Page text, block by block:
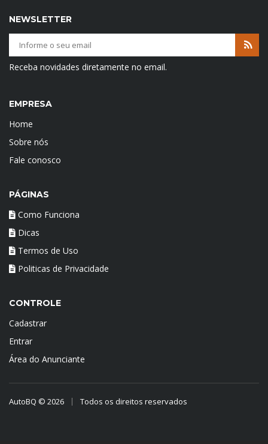
NEWSLETTER
Receba novidades diretamente no email.
EMPRESA
Home
Sobre nós
Fale conosco
PÁGINAS
Como Funciona
Dicas
Termos de Uso
Politicas de Privacidade
CONTROLE
Cadastrar
Entrar
Área do Anunciante
AutoBQ © 2026 Todos os direitos reservados